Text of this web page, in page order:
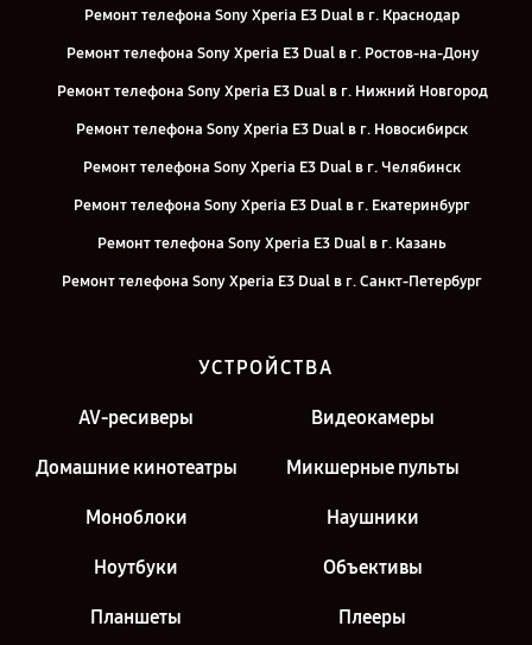
Ремонт телефона Sony Xperia E3 Dual в г. Краснодар
Ремонт телефона Sony Xperia E3 Dual в г. Ростов-на-Дону
Ремонт телефона Sony Xperia E3 Dual в г. Нижний Новгород
Ремонт телефона Sony Xperia E3 Dual в г. Новосибирск
Ремонт телефона Sony Xperia E3 Dual в г. Челябинск
Ремонт телефона Sony Xperia E3 Dual в г. Екатеринбург
Ремонт телефона Sony Xperia E3 Dual в г. Казань
Ремонт телефона Sony Xperia E3 Dual в г. Санкт-Петербург
УСТРОЙСТВА
AV-ресиверы Видеокамеры
Домашние кинотеатры Микшерные пульты
Моноблоки Наушники
Ноутбуки Объективы
Планшеты Плееры